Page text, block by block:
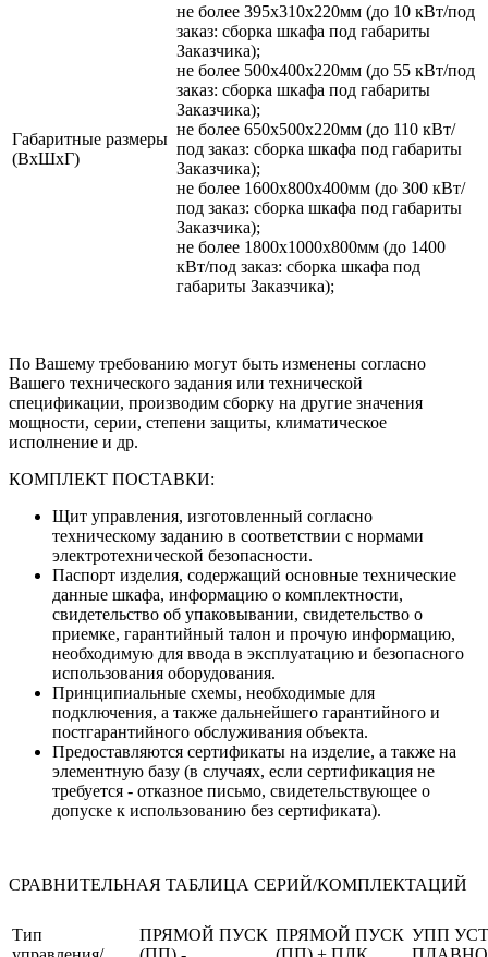
Габаритные размеры
(ВхШхГ)
не более 395х310х220мм (до 10 кВт/под
заказ: сборка шкафа под габариты
Заказчика);
не более 500х400х220мм (до 55 кВт/под
заказ: сборка шкафа под габариты
Заказчика);
не более 650х500х220мм (до 110 кВт/
под заказ: сборка шкафа под габариты
Заказчика);
не более 1600х800х400мм (до 300 кВт/
под заказ: сборка шкафа под габариты
Заказчика);
не более 1800х1000х800мм (до 1400
кВт/под заказ: сборка шкафа под
габариты Заказчика);
По Вашему требованию могут быть изменены согласно
Вашего технического задания или технической
спецификации, производим сборку на другие значения
мощности, серии, степени защиты, климатическое
исполнение и др.
КОМПЛЕКТ ПОСТАВКИ:
Щит управления, изготовленный согласно
техническому заданию в соответствии с нормами
электротехнической безопасности.
Паспорт изделия, содержащий основные технические
данные шкафа, информацию о комплектности,
свидетельство об упаковывании, свидетельство о
приемке, гарантийный талон и прочую информацию,
необходимую для ввода в эксплуатацию и безопасного
использования оборудования.
Принципиальные схемы, необходимые для
подключения, а также дальнейшего гарантийного и
постгарантийного обслуживания объекта.
Предоставляются сертификаты на изделие, а также на
элементную базу (в случаях, если сертификация не
требуется - отказное письмо, свидетельствующее о
допуске к использованию без сертификата).
СРАВНИТЕЛЬНАЯ ТАБЛИЦА СЕРИЙ/КОМПЛЕКТАЦИЙ
Тип
ПРЯМОЙ ПУСК ПРЯМОЙ ПУСК УПП